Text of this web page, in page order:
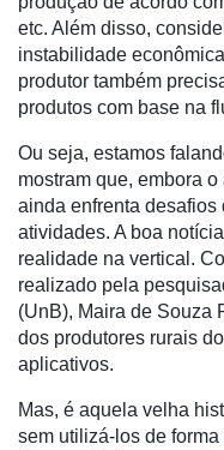
Minha
conta
Notícias
Destaque
Mercado
Troca
de
Cadeira
Agenda
etc. Além disso,
instabilidade
produtor também
produtos com base na
Ou seja, estamos
mostram que, embora
ainda enfrenta
atividades. A boa
realidade na vertical.
realizado pela
(UnB), Maira de Souza
dos produtores rurais
aplicativos.
Mas, é aquela velha
sem utilizá-los de